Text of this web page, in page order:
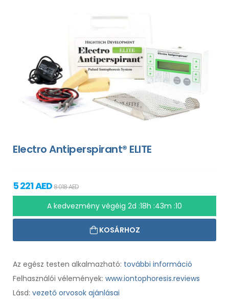
Electro Antiperspirant® ELITE
5 221 AED8 018 AED
A kedvezmény végéig 2d :18h :43m :09
KOSÁRHOZ
Az egész testen alkalmazható: további információ
Felhasználói vélemények: www.iontophoresis.reviews
Lásd: vezető orvosok ajánlásai